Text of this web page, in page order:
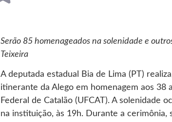
Serão 85 homenageados na solenidade e
Teixeira
A deputada estadual Bia de Lima (PT)
itinerante da Alego em homenagem aos 38
Federal de Catalão (UFCAT). A solenidade
na instituição, às 19h. Durante a